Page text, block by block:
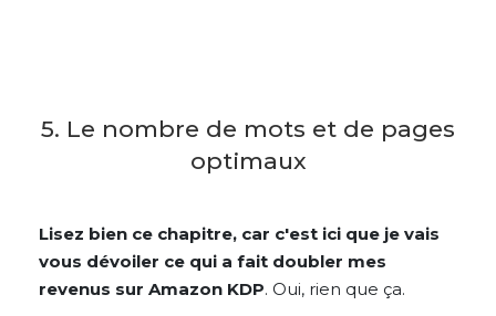
5. Le nombre de mots et de pages
optimaux
Lisez bien ce chapitre, car c'est ici que je vais
vous dévoiler ce qui a fait doubler mes
revenus sur Amazon KDP. Oui, rien que ça.